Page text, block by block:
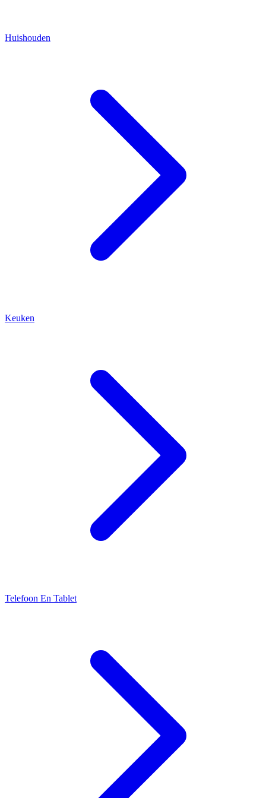
Huishouden
Keuken
Telefoon En Tablet